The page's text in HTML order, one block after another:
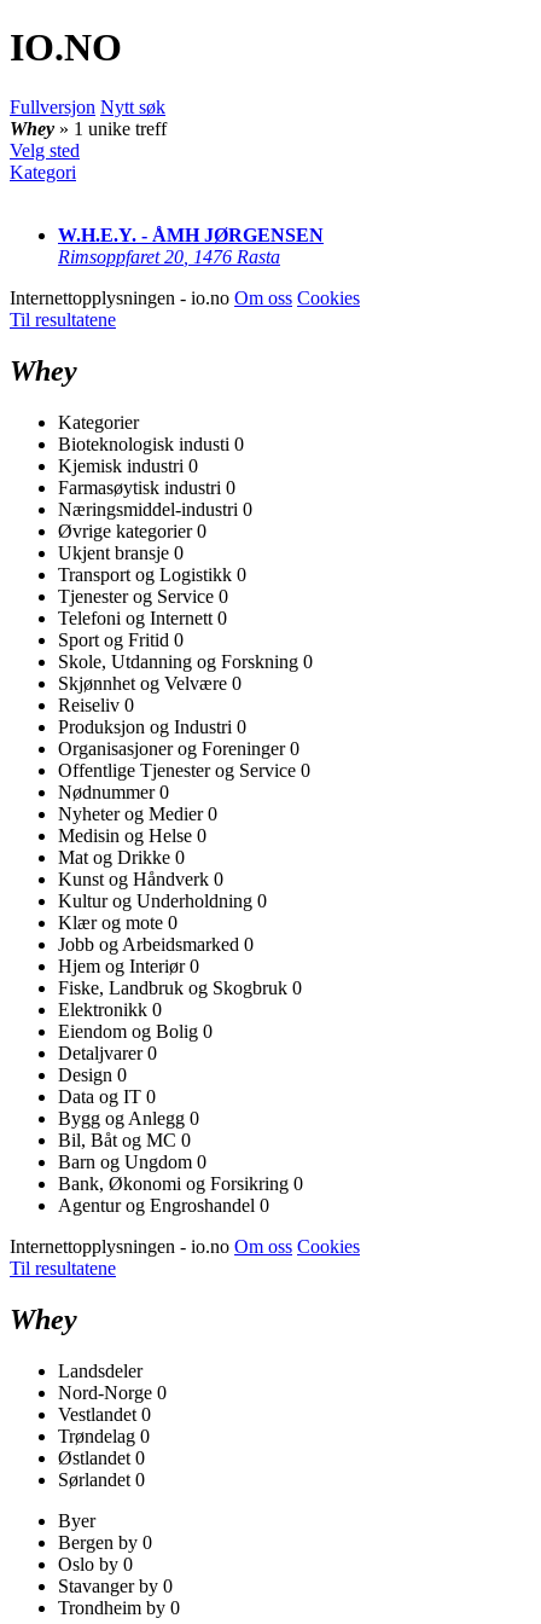
IO.NO
Fullversjon Nytt søk
Whey » 1 unike treff
Velg sted
Kategori
W.H.E.Y. - ÅMH JØRGENSEN
Rimsoppfaret 20 1476 Rasta
Internettopplysningen - io.no Om oss Cookies
Til resultatene
Whey
Kategorier
Bioteknologisk industi 0
Kjemisk industri 0
Farmasøytisk industri 0
Næringsmiddel-industri 0
Øvrige kategorier0
Ukjent bransje 0
Transport og Logistikk 0
Tjenester og Service 0
Telefoni og Internett 0
Sport og Fritid 0
Skole, Utdanning og Forskning 0
Skjønnhet og Velvære 0
Reiseliv 0
Produksjon og Industri 0
Organisasjoner og Foreninger0
Offentlige Tjenester og Service 0
Nødnummer0
Nyheter og Medier0
Medisin og Helse 0
Mat og Drikke 0
Kunst og Håndverk 0
Kultur og Underholdning 0
Klær og mote 0
Jobb og Arbeidsmarked 0
Hjem og Interiør0
Fiske, Landbruk og Skogbruk 0
Elektronikk 0
Eiendom og Bolig 0
Detaljvarer0
Design 0
Data og IT 0
Bygg og Anlegg 0
Bil, Båt og MC 0
Barn og Ungdom 0
Bank, Økonomi og Forsikring 0
Agentur og Engroshandel 0
Internettopplysningen - io.no Om oss Cookies
Til resultatene
Whey
Landsdeler
Nord-Norge 0
Vestlandet 0
Trøndelag 0
Østlandet 0
Sørlandet 0
Byer
Bergen by 0
Oslo by 0
Stavanger by 0
Trondheim by 0